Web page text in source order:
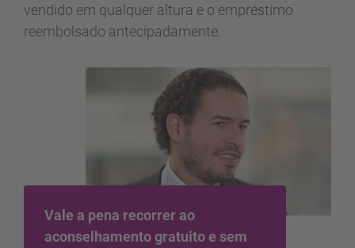
vendido em qualquer altura e o empréstimo
reembolsado antecipadamente.
Vale a pena recorrer ao
aconselhamento gratuito e sem